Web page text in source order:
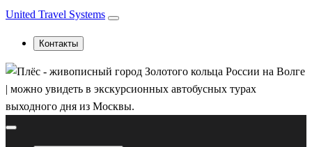
United Travel Systems
Контакты